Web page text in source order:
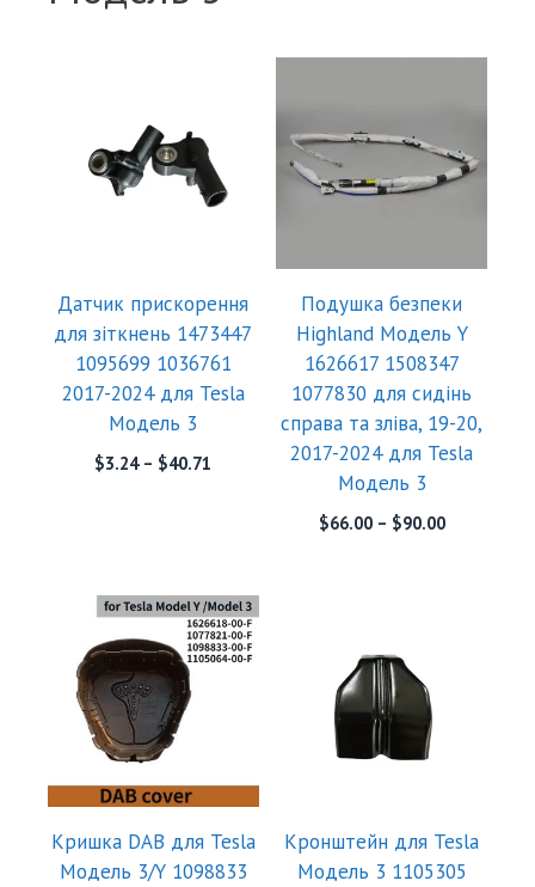
Датчик прискорення
для зіткнень 1473447
1095699 1036761
2017-2024 для Tesla
Модель 3
$3.24– $40.71
Подушка безпеки
Highland Модель Y
1626617 1508347
1077830 для сидінь
справа та зліва, 19-20,
2017-2024 для Tesla
Модель 3
$66.00– $90.00
Кришка DAB для Tesla
Модель 3/Y 1098833
Кронштейн для Tesla
Модель 3 1105305